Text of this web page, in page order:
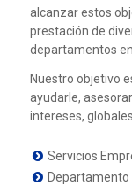
alcanzar estos
prestación de
departamentos
Nuestro objetivo
ayudarle,
intereses,
Servicios